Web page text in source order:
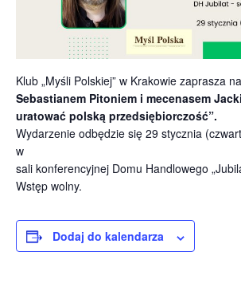
Klub „Myśli Polskiej” w Krakowie zaprasza
Sebastianem Pitoniem i mecenasem
uratować polską przedsiębiorczość”.
Wydarzenie odbędzie się 29 stycznia
w
sali konferencyjnej Domu Handlowego
Wstęp wolny.
Dodaj do kalendarza